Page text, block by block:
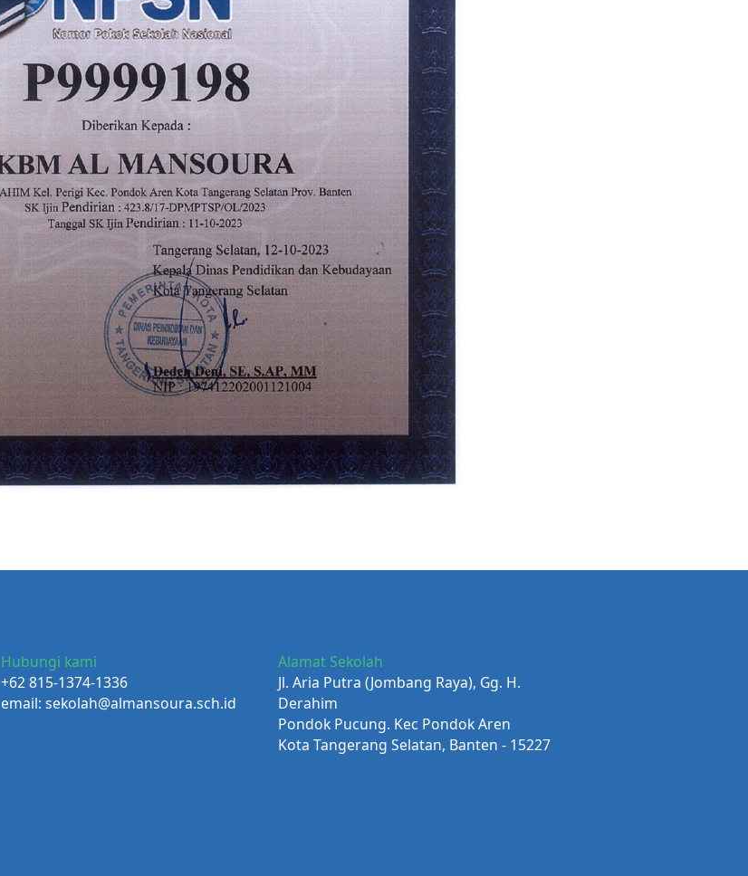
Hubungi kami
+62 815-1374-1336
email: sekolah@almansoura.sch.id
Alamat Sekolah
Jl. Aria Putra (Jombang Raya), Gg. H.
Derahim
Pondok Pucung. Kec Pondok Aren
Kota Tangerang Selatan, Banten - 15227